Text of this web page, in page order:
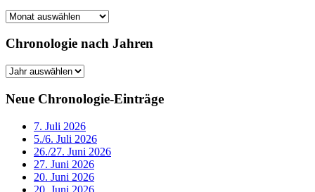
Chronologie
Monaten
Chronologie nach Jahren
Chronologie
Jahren
Neue Chronologie-Einträge
7. Juli 2026
5./6. Juli 2026
26./27. Juni 2026
27. Juni 2026
20. Juni 2026
20. Juni 2026